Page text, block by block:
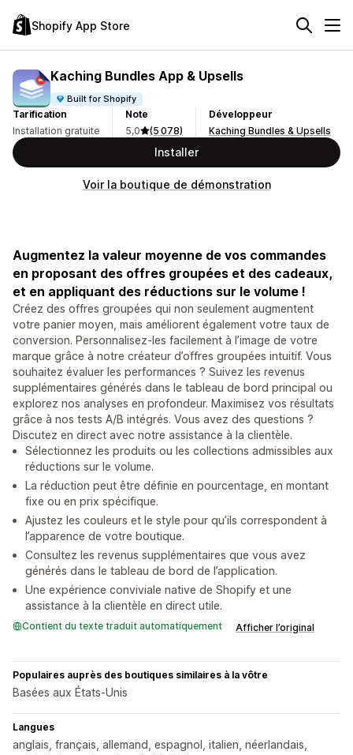
Shopify App Store
Kaching Bundles App & Upsells
Built for Shopify
Tarification
Installation gratuite
Note
5,0
(5 078)
Développeur
Kaching Bundles & Upsells
Installer
Voir la boutique de démonstration
Augmentez la valeur moyenne de vos commandes
en proposant des offres groupées et des cadeaux,
et en appliquant des réductions sur le volume !
Créez des offres groupées qui non seulement augmentent
votre panier moyen, mais améliorent également votre taux de
conversion. Personnalisez-les facilement à l’image de votre
marque grâce à notre créateur d’offres groupées intuitif. Vous
souhaitez évaluer les performances ? Suivez les revenus
supplémentaires générés dans le tableau de bord principal ou
explorez nos analyses en profondeur. Maximisez vos résultats
grâce à nos tests A/B intégrés. Vous avez des questions ?
Discutez en direct avec notre assistance à la clientèle.
Sélectionnez les produits ou les collections admissibles aux
réductions sur le volume.
La réduction peut être définie en pourcentage, en montant
fixe ou en prix spécifique.
Ajustez les couleurs et le style pour qu’ils correspondent à
l’apparence de votre boutique.
Consultez les revenus supplémentaires que vous avez
générés dans le tableau de bord de l’application.
Une expérience conviviale native de Shopify et une
assistance à la clientèle en direct utile.
Contient du texte traduit automatiquement Afficher l’original
Populaires auprès des boutiques similaires à la vôtre
Basées aux États-Unis
Langues
anglais, français, allemand, espagnol, italien, néerlandais,